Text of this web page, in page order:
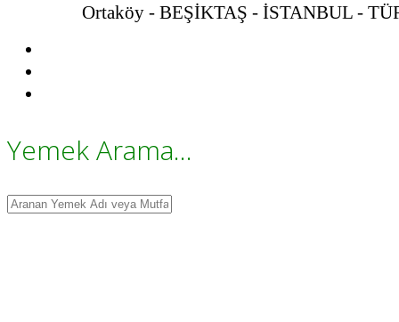
Ortaköy - BEŞİKTAŞ - İSTANBUL -
Yemek Arama...